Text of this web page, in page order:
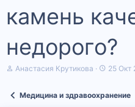
камень
недорого?
А
Анастасия Крутикова
Д
а
25 Окт
Медицина и здравоохранение